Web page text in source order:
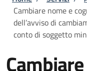
Cambiare nome e
dell’avviso di
conto di soggetto